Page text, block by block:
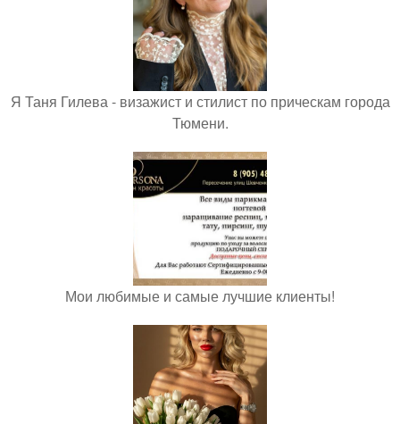
Я Таня Гилева - визажист и стилист по прическам города
Тюмени.
Мои любимые и самые лучшие клиенты!